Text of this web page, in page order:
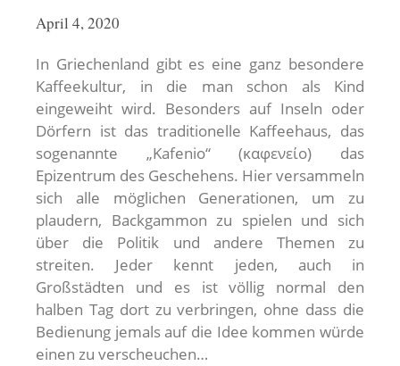
April 4, 2020
In Griechenland gibt es eine ganz besondere
Kaffeekultur, in die man schon als Kind
eingeweiht wird. Besonders auf Inseln oder
Dörfern ist das traditionelle Kaffeehaus, das
sogenannte „Kafenio“ (καφενείο) das
Epizentrum des Geschehens. Hier versammeln
sich alle möglichen Generationen, um zu
plaudern, Backgammon zu spielen und sich
über die Politik und andere Themen zu
streiten. Jeder kennt jeden, auch in
Großstädten und es ist völlig normal den
halben Tag dort zu verbringen, ohne dass die
Bedienung jemals auf die Idee kommen würde
einen zu verscheuchen…